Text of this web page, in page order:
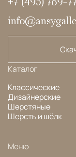
Каталог
Классические
Дизайнерские
Шерстяные
Шерсть и шёлк
Меню